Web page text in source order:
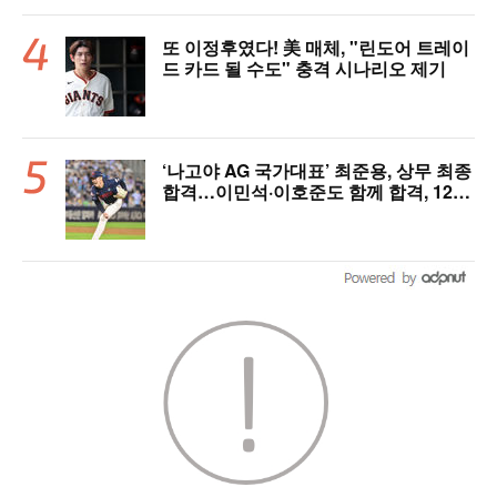
또 이정후였다! 美 매체, "린도어 트레이
드 카드 될 수도" 충격 시나리오 제기
‘나고야 AG 국가대표’ 최준용, 상무 최종
합격…이민석·이호준도 함께 합격, 12월